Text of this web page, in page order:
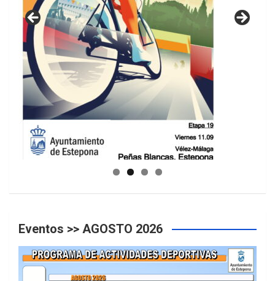
GUIA DE INSTALACIONES DEPORTIVAS
Eventos >> AGOSTO 2026